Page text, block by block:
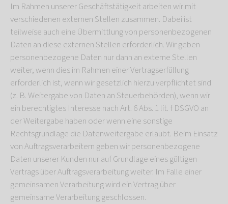
Im Rahmen unserer Geschäftstätigkeit arbeiten wir mit
verschiedenen externen Stellen zusammen. Dabei ist
teilweise auch eine Übermittlung von personenbezogenen
Daten an diese externen Stellen erforderlich. Wir geben
personenbezogene Daten nur dann an externe Stellen
weiter, wenn dies im Rahmen einer Vertragserfüllung
erforderlich ist, wenn wir gesetzlich hierzu verpflichtet sind
(z. B. Weitergabe von Daten an Steuerbehörden), wenn wir
ein berechtigtes Interesse nach Art. 6 Abs. 1 lit. f DSGVO an
der Weitergabe haben oder wenn eine sonstige
Rechtsgrundlage die Datenweitergabe erlaubt. Beim Einsatz
von Auftragsverarbeitern geben wir personenbezogene
Daten unserer Kunden nur auf Grundlage eines gültigen
Vertrags über Auftragsverarbeitung weiter. Im Falle einer
gemeinsamen Verarbeitung wird ein Vertrag über
gemeinsame Verarbeitung geschlossen.